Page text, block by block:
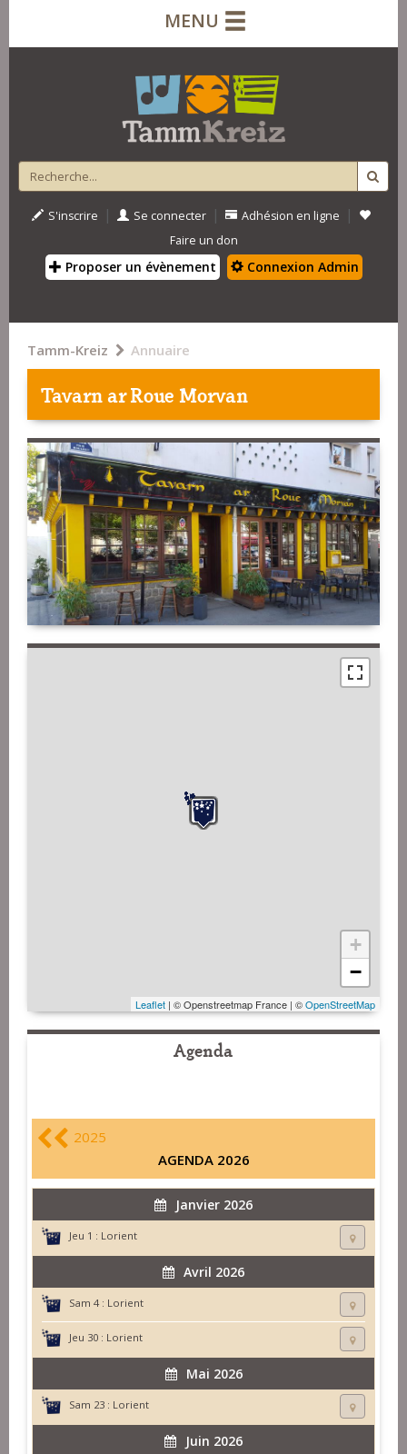
MENU
S'inscrire | Se connecter | Adhésion en ligne |
Faire un don
Proposer un évènement Connexion Admin
Tamm-Kreiz Annuaire
Tavarn ar Roue Morvan
+
−
Leaflet | © Openstreetmap France | ©OpenStreetMap
Agenda
2025
AGENDA 2026
Janvier 2026
Jeu 1 : Lorient
Avril 2026
Sam 4 : Lorient
Jeu 30 : Lorient
Mai 2026
Sam 23 : Lorient
Juin 2026